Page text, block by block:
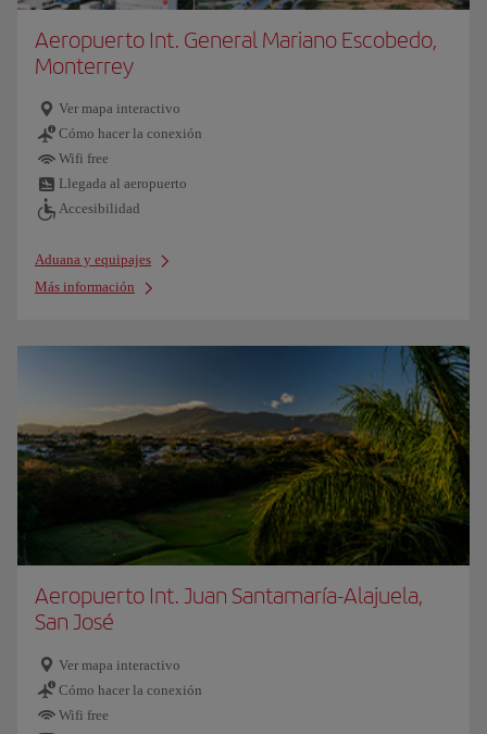
Aeropuerto Int. General Mariano Escobedo,
Monterrey
Ver mapa interactivo
Cómo hacer la conexión
Wifi free
Llegada al aeropuerto
Accesibilidad
Aduana y equipajes
Más información
Aeropuerto Int. Juan Santamaría-Alajuela,
San José
Ver mapa interactivo
Cómo hacer la conexión
Wifi free